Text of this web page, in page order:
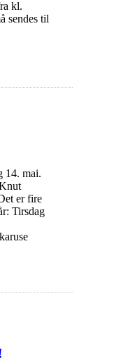
kl.
sendes til
14. mai.
er fire
Tirsdag